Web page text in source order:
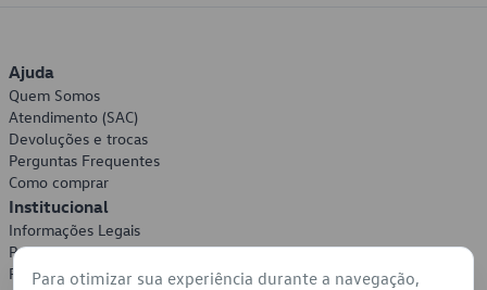
Ajuda
Quem Somos
Atendimento (SAC)
Devoluções e trocas
Perguntas Frequentes
Como comprar
Institucional
Informações Legais
Política de Privacidade
Política de Cookies
Para otimizar sua experiência durante a navegação,